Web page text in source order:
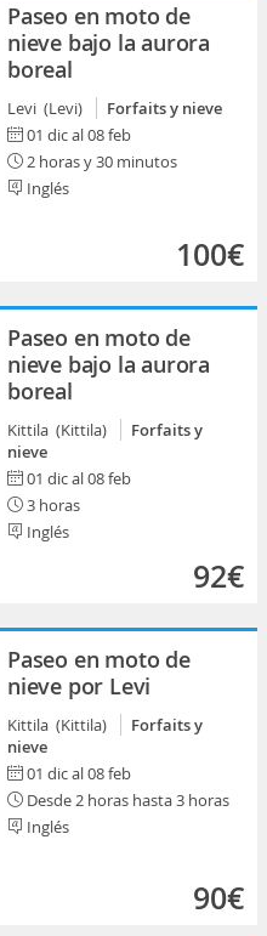
Paseo en moto de
nieve bajo la aurora
boreal
Levi (Levi)
Forfaits y nieve
01 dic al 08 feb
2 horas y 30 minutos
Inglés
100€
Paseo en moto de
nieve bajo la aurora
boreal
Kittila (Kittila)
Forfaits y
nieve
01 dic al 08 feb
3 horas
Inglés
92€
Paseo en moto de
nieve por Levi
Kittila (Kittila)
Forfaits y
nieve
01 dic al 08 feb
Desde 2 horas hasta 3 horas
Inglés
90€